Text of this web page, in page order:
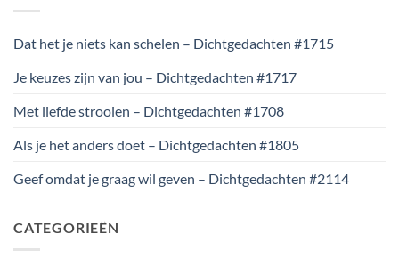
Dat het je niets kan schelen – Dichtgedachten #1715
Je keuzes zijn van jou – Dichtgedachten #1717
Met liefde strooien – Dichtgedachten #1708
Als je het anders doet – Dichtgedachten #1805
Geef omdat je graag wil geven – Dichtgedachten #2114
CATEGORIEËN